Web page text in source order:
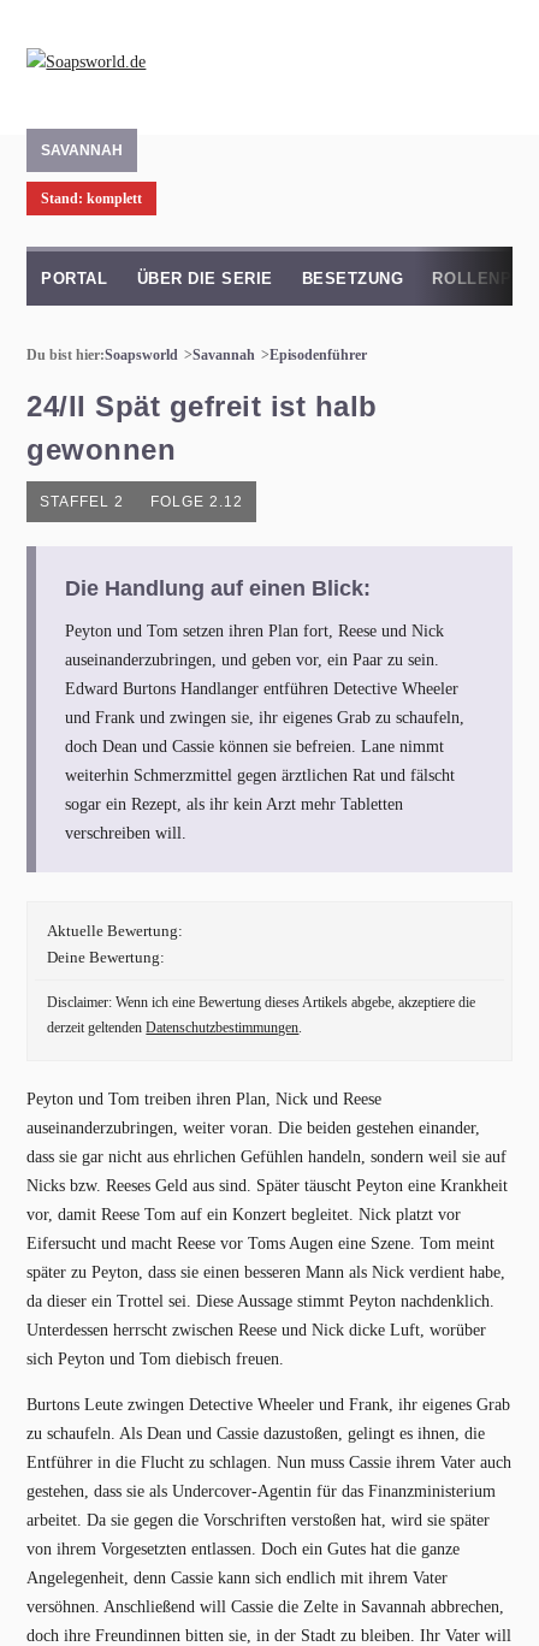
SAVANNAH
Stand: komplett
PORTAL ÜBER DIE SERIE BESETZUNG
Du bist hier:Soapsworld Savannah Episodenführer
24/II Spät gefreit ist halb
gewonnen
STAFFEL 2 FOLGE 2.12
Die Handlung auf einen Blick:
Peyton und Tom setzen ihren Plan fort, Reese und Nick
auseinanderzubringen, und geben vor, ein Paar zu sein.
Edward Burtons Handlanger entführen Detective Wheeler
und Frank und zwingen sie, ihr eigenes Grab zu schaufeln,
doch Dean und Cassie können sie befreien. Lane nimmt
weiterhin Schmerzmittel gegen ärztlichen Rat und fälscht
sogar ein Rezept, als ihr kein Arzt mehr Tabletten
verschreiben will.
Aktuelle Bewertung:
Deine Bewertung:
Disclaimer: Wenn ich eine Bewertung dieses Artikels abgebe, akzeptiere die
derzeit geltendenDatenschutzbestimmungen.
Peyton und Tom treiben ihren Plan, Nick und Reese
auseinanderzubringen, weiter voran. Die beiden gestehen einander,
dass sie gar nicht aus ehrlichen Gefühlen handeln, sondern weil sie auf
Nicks bzw. Reeses Geld aus sind. Später täuscht Peyton eine Krankheit
vor, damit Reese Tom auf ein Konzert begleitet. Nick platzt vor
Eifersucht und macht Reese vor Toms Augen eine Szene. Tom meint
später zu Peyton, dass sie einen besseren Mann als Nick verdient habe,
da dieser ein Trottel sei. Diese Aussage stimmt Peyton nachdenklich.
Unterdessen herrscht zwischen Reese und Nick dicke Luft, worüber
sich Peyton und Tom diebisch freuen.
Burtons Leute zwingen Detective Wheeler und Frank, ihr eigenes Grab
zu schaufeln. Als Dean und Cassie dazustoßen, gelingt es ihnen, die
Entführer in die Flucht zu schlagen. Nun muss Cassie ihrem Vater auch
gestehen, dass sie als Undercover-Agentin für das Finanzministerium
arbeitet. Da sie gegen die Vorschriften verstoßen hat, wird sie später
von ihrem Vorgesetzten entlassen. Doch ein Gutes hat die ganze
Angelegenheit, denn Cassie kann sich endlich mit ihrem Vater
versöhnen. Anschließend will Cassie die Zelte in Savannah abbrechen,
doch ihre Freundinnen bitten sie, in der Stadt zu bleiben. Ihr Vater will